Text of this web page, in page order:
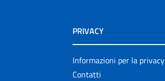
PRIVACY
Informazioni per la privacy
Contatti